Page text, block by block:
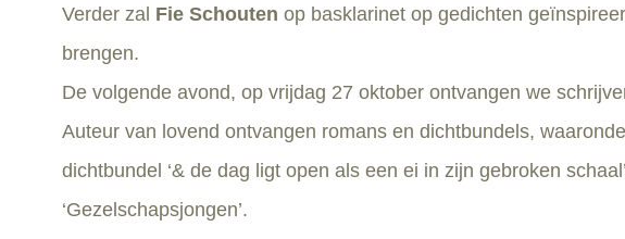
Verder zal Fie Schouten op basklarinet op gedichten
brengen.
De volgende avond, op vrijdag 27 oktober ontvangen we
Auteur van lovend ontvangen romans en dichtbundels,
dichtbundel ‘& de dag ligt open als een ei in zijn gebroken
‘Gezelschapsjongen’.